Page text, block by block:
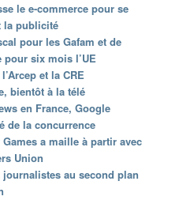
le e-commerce pour se
la publicité
pour les Gafam et de
six mois l’UE
et la CRE
bientôt à la télé
en France, Google
de la concurrence
a maille à partir avec
Union
au second plan